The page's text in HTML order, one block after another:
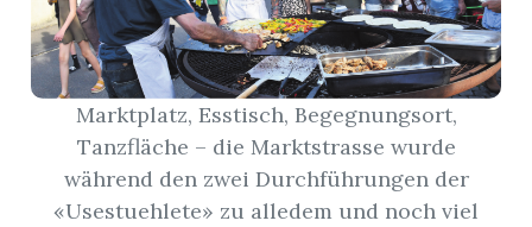
Newsletter
App
Marktplatz, Esstisch, Begegnungsort,
Tanzfläche – die Marktstrasse wurde
während den zwei Durchführungen der
«Usestuehlete» zu alledem und noch viel